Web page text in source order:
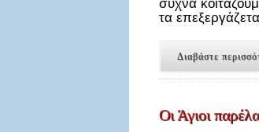
συχνά
τα
Διαβάστε
Οι Άγιοι